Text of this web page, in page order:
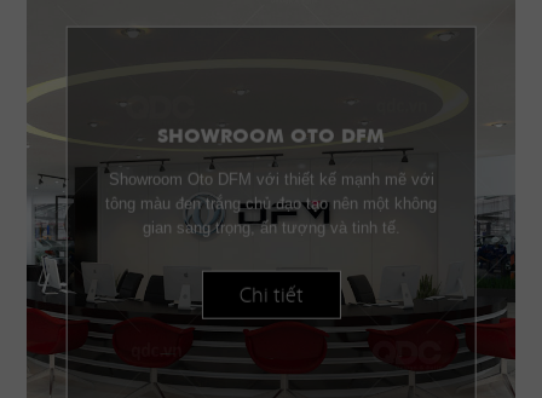
SHOWROOM OTO DFM
Showroom Oto DFM với thiết kế mạnh mẽ với
tông màu đen trắng chủ đạo tạo nên một không
gian sang trọng, ấn tượng và tinh tế.
Chi tiết